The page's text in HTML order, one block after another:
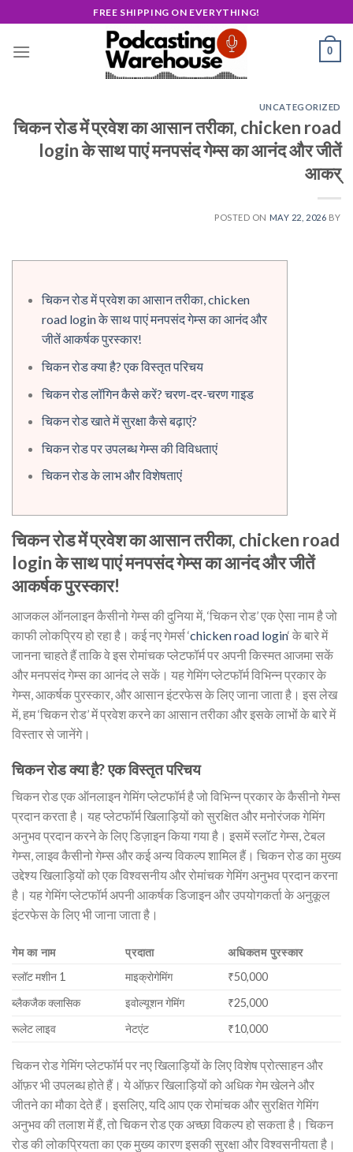
to
content
FREE SHIPPING ON EVERYTHING!
0
UNCATEGORIZED
चिकन रोड में प्रवेश का आसान तरीका, chicken road
login के साथ पाएं मनपसंद गेम्स का आनंद और जीतें
आकर्
POSTED ON MAY 22, 2026 BY
चिकन रोड में प्रवेश का आसान तरीका, chicken
road login के साथ पाएं मनपसंद गेम्स का आनंद और
जीतें आकर्षक पुरस्कार!
चिकन रोड क्या है? एक विस्तृत परिचय
चिकन रोड लॉगिन कैसे करें? चरण-दर-चरण गाइड
चिकन रोड खाते में सुरक्षा कैसे बढ़ाएं?
चिकन रोड पर उपलब्ध गेम्स की विविधताएं
चिकन रोड के लाभ और विशेषताएं
चिकन रोड में प्रवेश का आसान तरीका, chicken road
login के साथ पाएं मनपसंद गेम्स का आनंद और जीतें
आकर्षक पुरस्कार!
आजकल ऑनलाइन कैसीनो गेम्स की दुनिया में, ‘चिकन रोड’ एक ऐसा नाम है जो
काफी लोकप्रिय हो रहा है। कई नए गेमर्स ‘chicken road login‘ के बारे में
जानना चाहते हैं ताकि वे इस रोमांचक प्लेटफॉर्म पर अपनी किस्मत आजमा सकें
और मनपसंद गेम्स का आनंद ले सकें। यह गेमिंग प्लेटफॉर्म विभिन्न प्रकार के
गेम्स, आकर्षक पुरस्कार, और आसान इंटरफेस के लिए जाना जाता है। इस लेख
में, हम ‘चिकन रोड’ में प्रवेश करने का आसान तरीका और इसके लाभों के बारे में
विस्तार से जानेंगे।
चिकन रोड क्या है? एक विस्तृत परिचय
चिकन रोड एक ऑनलाइन गेमिंग प्लेटफॉर्म है जो विभिन्न प्रकार के कैसीनो गेम्स
प्रदान करता है। यह प्लेटफॉर्म खिलाड़ियों को सुरक्षित और मनोरंजक गेमिंग
अनुभव प्रदान करने के लिए डिज़ाइन किया गया है। इसमें स्लॉट गेम्स, टेबल
गेम्स, लाइव कैसीनो गेम्स और कई अन्य विकल्प शामिल हैं। चिकन रोड का मुख्य
उद्देश्य खिलाड़ियों को एक विश्वसनीय और रोमांचक गेमिंग अनुभव प्रदान करना
है। यह गेमिंग प्लेटफॉर्म अपनी आकर्षक डिजाइन और उपयोगकर्ता के अनुकूल
इंटरफेस के लिए भी जाना जाता है।
गेम का नाम प्रदाता
अधिकतम पुरस्कार
स्लॉट मशीन 1
माइक्रोगेमिंग
₹50,000
ब्लैकजैक क्लासिक
इवोल्यूशन गेमिंग
₹25,000
रूलेट लाइव
नेटएंट ₹10,000
चिकन रोड गेमिंग प्लेटफॉर्म पर नए खिलाड़ियों के लिए विशेष प्रोत्साहन और
ऑफ़र भी उपलब्ध होते हैं। ये ऑफ़र खिलाड़ियों को अधिक गेम खेलने और
जीतने का मौका देते हैं। इसलिए, यदि आप एक रोमांचक और सुरक्षित गेमिंग
अनुभव की तलाश में हैं, तो चिकन रोड एक अच्छा विकल्प हो सकता है। चिकन
रोड की लोकप्रियता का एक मुख्य कारण इसकी सुरक्षा और विश्वसनीयता है।